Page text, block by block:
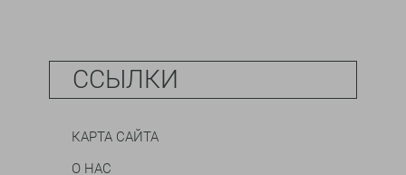
ССЫЛКИ
КАРТА САЙТА
О НАС